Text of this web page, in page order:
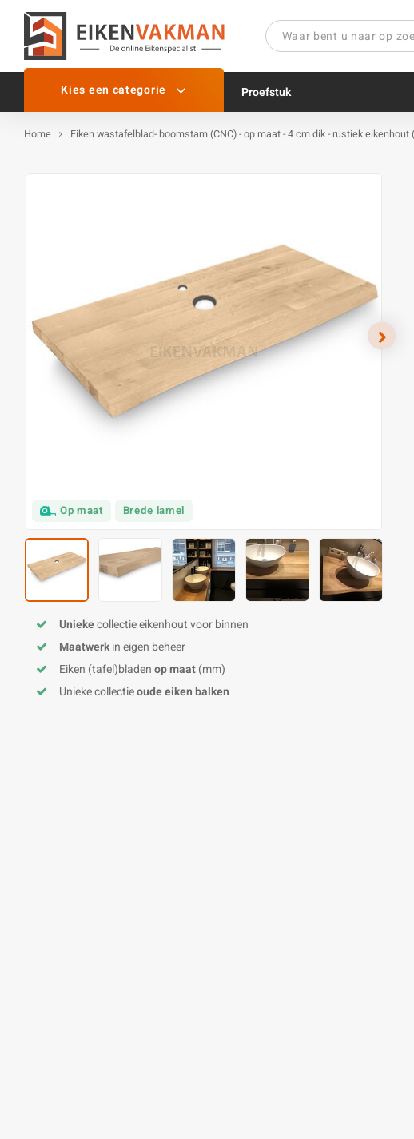
Kies een categorie Proefstuk
Home Eiken wastafelblad- boomstam (CNC) - op maat - 4 cm dik - rustiek
Op maat Brede lamel
Uniekecollectie eikenhout voor binnen
Maatwerkin eigen beheer
Eiken (tafel)bladenop maat(mm)
Unieke collectieoude eiken balken